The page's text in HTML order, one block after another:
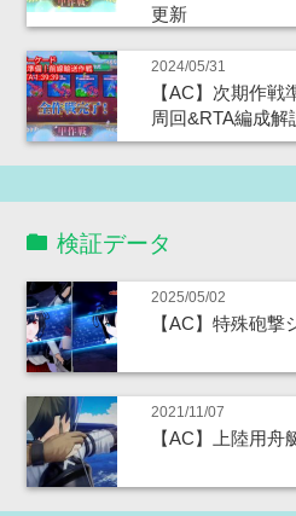
更新
2024/05/31
【AC】次期作
周回&RTA編成
検証データ
2025/05/02
【AC】特殊砲
2021/11/07
【AC】上陸用